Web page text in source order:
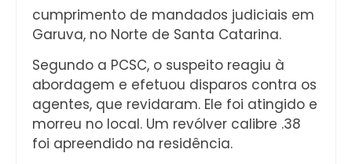
cumprimento de mandados judiciais em
Garuva, no Norte de Santa Catarina.
Segundo a PCSC, o suspeito reagiu à
abordagem e efetuou disparos contra os
agentes, que revidaram. Ele foi atingido e
morreu no local. Um revólver calibre .38
foi apreendido na residência.